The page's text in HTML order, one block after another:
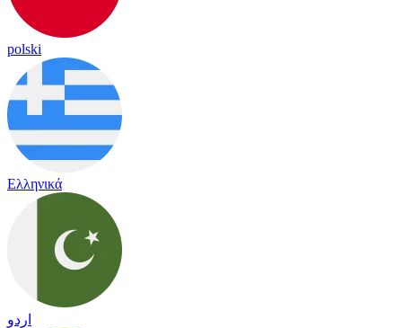
polski
Ελληνικά
اردو